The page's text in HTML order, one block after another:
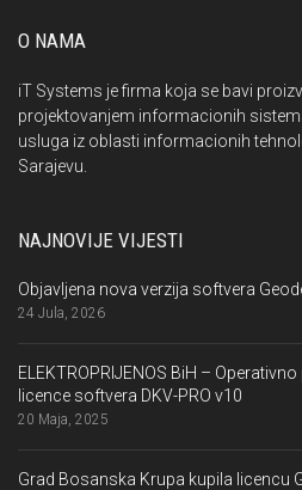
O NAMA
iT Systems je firma koja se bavi
projektovanjem informacionih
usluga iz oblasti informacionih
Sarajevu.
NAJNOVIJE VIJESTI
Objavljena nova verzija softvera
24 Jula, 2026
ELEKTROPRIJENOS BiH –
licence softvera DKV-PRO v10
20 Maja, 2025
Grad Bosanska Krupa kupila licencu